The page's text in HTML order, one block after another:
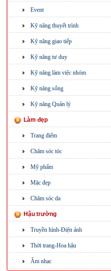
Event
Kỹ năng thuyết trình
Kỹ năng giao tiếp
Kỹ năng tư duy
Kỹ năng làm việc nhóm
Kỹ năng sống
Kỹ năng Quản lý
Làm đẹp
Trang điểm
Chăm sóc tóc
Mỹ phẩm
Mặc đẹp
Chăm sóc da
Hậu trường
Truyền hình-Điện ảnh
Thời trang-Hoa hậu
Âm nhạc